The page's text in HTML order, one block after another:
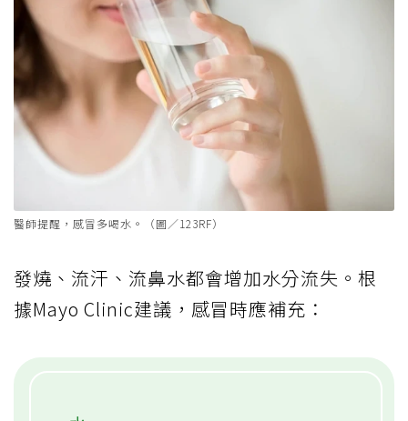
醫師提醒，感冒多喝水。（圖／123RF）
發燒、流汗、流鼻水都會增加水分流失。根
據Mayo Clinic建議，感冒時應補充：